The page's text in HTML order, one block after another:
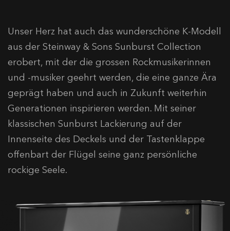
Unser Herz hat auch das wunderschöne K-Modell
aus der Steinway & Sons Sunburst Collection
erobert, mit der die grossen Rockmusikerinnen
und -musiker geehrt werden, die eine ganze Ära
geprägt haben und auch in Zukunft weiterhin
Generationen inspirieren werden. Mit seiner
klassischen Sunburst Lackierung auf der
Innenseite des Deckels und der Tastenklappe
offenbart der Flügel seine ganz persönliche
rockige Seele.